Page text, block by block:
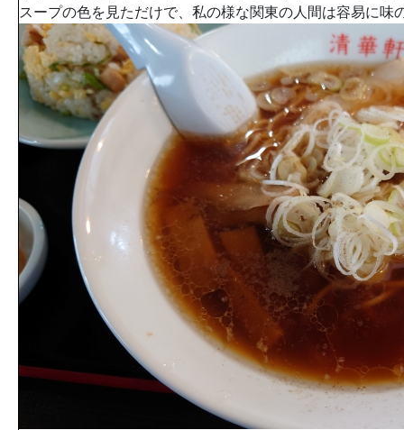
スープの色を見ただけで、私の様な関東の人間は容易に味